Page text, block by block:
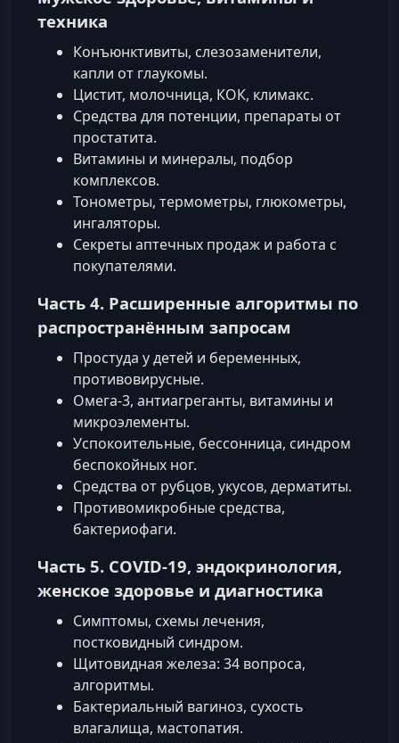
техника
Конъюнктивиты, слезозаменители,
капли от глаукомы.
Цистит, молочница, КОК, климакс.
Средства для потенции, препараты от
простатита.
Витамины и минералы, подбор
комплексов.
Тонометры, термометры, глюкометры,
ингаляторы.
Секреты аптечных продаж и работа с
покупателями.
Часть 4. Расширенные алгоритмы по
распространённым запросам
Простуда у детей и беременных,
противовирусные.
Омега‑3, антиагреганты, витамины и
микроэлементы.
Успокоительные, бессонница, синдром
беспокойных ног.
Средства от рубцов, укусов, дерматиты.
Противомикробные средства,
бактериофаги.
Часть 5. COVID‑19, эндокринология,
женское здоровье и диагностика
Симптомы, схемы лечения,
постковидный синдром.
Щитовидная железа: 34 вопроса,
алгоритмы.
Бактериальный вагиноз, сухость
влагалища, мастопатия.